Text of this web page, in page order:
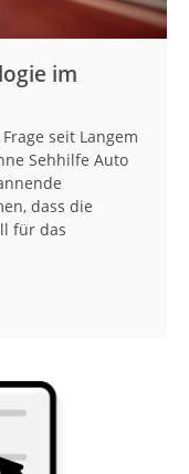
im
seit Langem
Sehhilfe Auto
dass die
für das